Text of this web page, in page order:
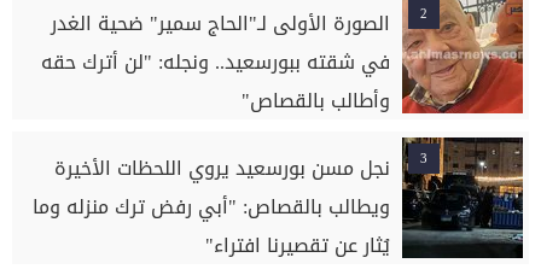
2
الصورة الأولى لـ"الحاج سمير" ضحية الغدر
في شقته ببورسعيد.. ونجله: "لن أترك حقه
وأطالب بالقصاص"
3
نجل مسن بورسعيد يروي اللحظات الأخيرة
ويطالب بالقصاص: "أبي رفض ترك منزله وما
يُثار عن تقصيرنا افتراء"